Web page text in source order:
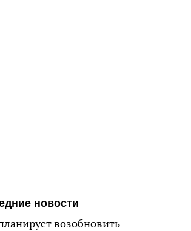
новости
возобновить